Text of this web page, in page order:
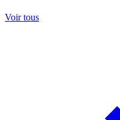
Voir tous